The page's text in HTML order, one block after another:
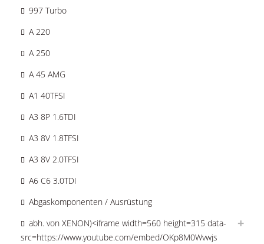
997 Turbo
A 220
A 250
A 45 AMG
A1 40TFSI
A3 8P 1.6TDI
A3 8V 1.8TFSI
A3 8V 2.0TFSI
A6 C6 3.0TDI
Abgaskomponenten / Ausrüstung
abh. von XENON)<iframe width=560 height=315 data-
src=https://www.youtube.com/embed/OKp8M0Wvwjs